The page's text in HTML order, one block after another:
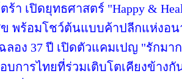
า เปิดยุทธศาสตร์ "Happy &
พร้อมโชว์ต้นแบบค้าปลีกแห่งอ
ลอง 37 ปี เปิดตัวแคมเปญ "รักม
บการไทยที่ร่วมเติบโตเคียงข้างกั